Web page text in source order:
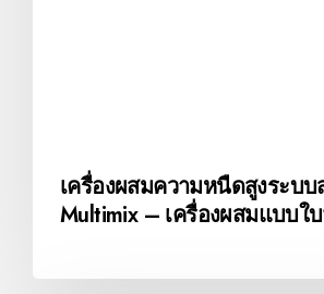
เครื่องผสมความหนืดสูงระบ
Multimix – เครื่องผสมแบบใ